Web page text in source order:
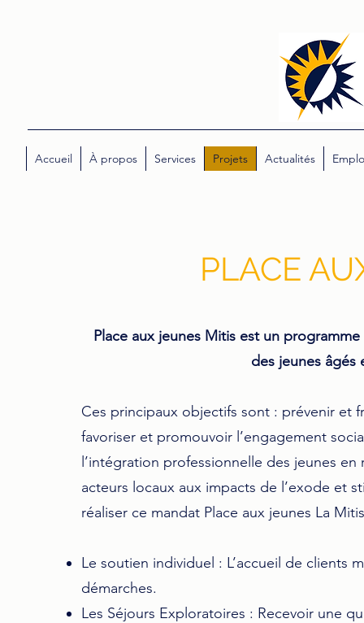
Accueil À propos Services Projets Actualités
PLACE
Place aux jeunes Mitis est un
des jeunes âgés
Ces principaux objectifs sont : prévenir et
favoriser et promouvoir l’engagement
l’intégration professionnelle des jeunes
acteurs locaux aux impacts de l’exode et
réaliser ce mandat Place aux jeunes La
Le soutien individuel : L’accueil de clients
démarches.
Les Séjours Exploratoires : Recevoir une